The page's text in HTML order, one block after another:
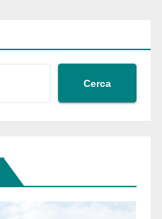
Cerca